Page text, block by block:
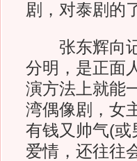
剧，对泰剧的
张东辉向记
分明，是正面
演方法上就能
湾偶像剧，女
有钱又帅气(或
爱情，还往往